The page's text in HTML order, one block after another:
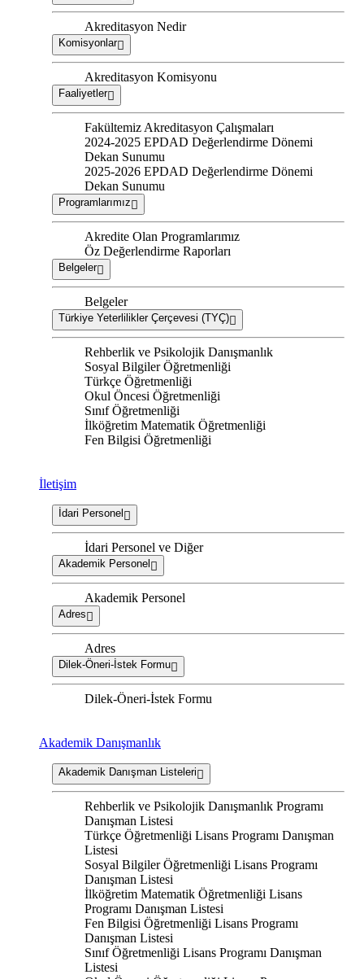
Akreditasyon Nedir
Komisyonlar
Akreditasyon Komisyonu
Faaliyetler
Fakültemiz Akreditasyon Çalışmaları
2024-2025 EPDAD Değerlendirme Dönemi
Dekan Sunumu
2025-2026 EPDAD Değerlendirme Dönemi
Dekan Sunumu
Programlarımız
Akredite Olan Programlarımız
Öz Değerlendirme Raporları
Belgeler
Belgeler
Türkiye Yeterlilikler Çerçevesi (TYÇ)
Rehberlik ve Psikolojik Danışmanlık
Sosyal Bilgiler Öğretmenliği
Türkçe Öğretmenliği
Okul Öncesi Öğretmenliği
Sınıf Öğretmenliği
İlköğretim Matematik Öğretmenliği
Fen Bilgisi Öğretmenliği
İletişim
İdari Personel
İdari Personel ve Diğer
Akademik Personel
Akademik Personel
Adres
Adres
Dilek-Öneri-İstek Formu
Dilek-Öneri-İstek Formu
Akademik Danışmanlık
Akademik Danışman Listeleri
Rehberlik ve Psikolojik Danışmanlık Programı
Danışman Listesi
Türkçe Öğretmenliği Lisans Programı Danışman
Listesi
Sosyal Bilgiler Öğretmenliği Lisans Programı
Danışman Listesi
İlköğretim Matematik Öğretmenliği Lisans
Programı Danışman Listesi
Fen Bilgisi Öğretmenliği Lisans Programı
Danışman Listesi
Sınıf Öğretmenliği Lisans Programı Danışman
Listesi